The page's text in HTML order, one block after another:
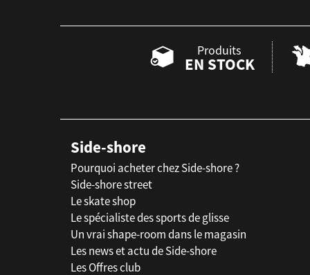
Produits
EN STOCK
Side-shore
Pourquoi acheter chez Side-shore ?
Side-shore street
Le skate shop
Le spécialiste des sports de glisse
Un vrai shape-room dans le magasin
Les news et actu de Side-shore
Les Offres club